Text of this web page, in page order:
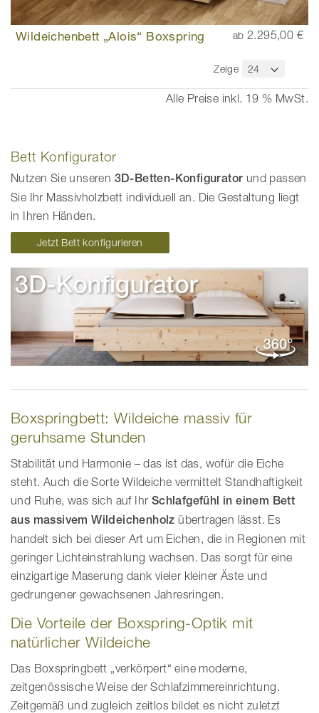
Wildeichenbett „Alois“ Boxspring ab 2.295,00 €
Zeige
Alle Preise inkl. 19 % MwSt.
Bett Konfigurator
Nutzen Sie unseren 3D-Betten-Konfigurator und passen
Sie Ihr Massivholzbett individuell an. Die Gestaltung liegt
in Ihren Händen.
Jetzt Bett konfigurieren
Boxspringbett: Wildeiche massiv für
geruhsame Stunden
Stabilität und Harmonie – das ist das, wofür die Eiche
steht. Auch die Sorte Wildeiche vermittelt Standhaftigkeit
und Ruhe, was sich auf Ihr Schlafgefühl in einem Bett
aus massivem Wildeichenholz übertragen lässt. Es
handelt sich bei dieser Art um Eichen, die in Regionen mit
geringer Lichteinstrahlung wachsen. Das sorgt für eine
einzigartige Maserung dank vieler kleiner Äste und
gedrungener gewachsenen Jahresringen.
Die Vorteile der Boxspring-Optik mit
natürlicher Wildeiche
Das Boxspringbett „verkörpert“ eine moderne,
zeitgenössische Weise der Schlafzimmereinrichtung.
Zeitgemäß und zugleich zeitlos bildet es nicht zuletzt